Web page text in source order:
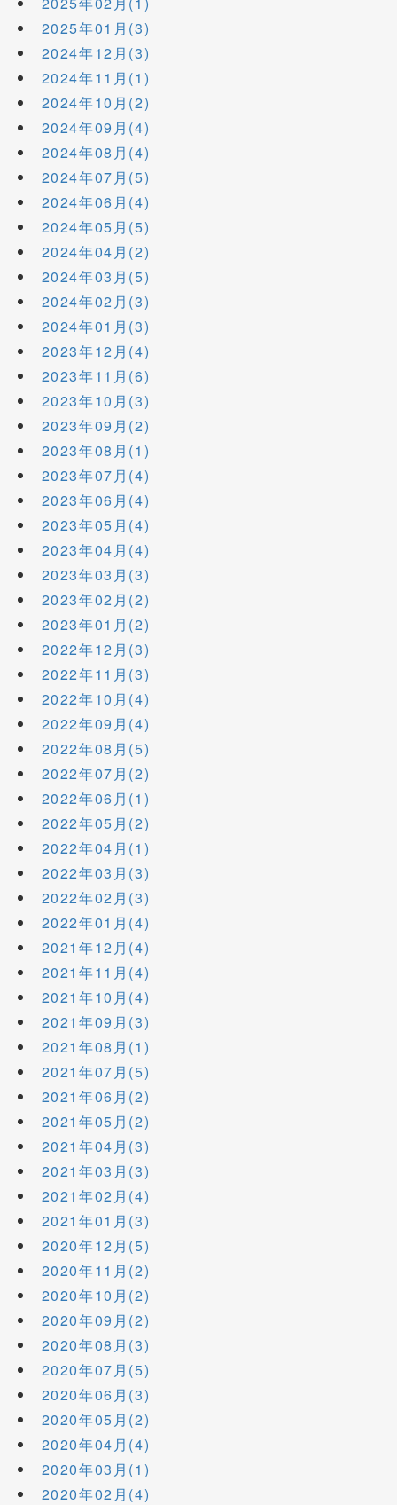
2025年01月(3)
2024年12月(3)
2024年11月(1)
2024年10月(2)
2024年09月(4)
2024年08月(4)
2024年07月(5)
2024年06月(4)
2024年05月(5)
2024年04月(2)
2024年03月(5)
2024年02月(3)
2024年01月(3)
2023年12月(4)
2023年11月(6)
2023年10月(3)
2023年09月(2)
2023年08月(1)
2023年07月(4)
2023年06月(4)
2023年05月(4)
2023年04月(4)
2023年03月(3)
2023年02月(2)
2023年01月(2)
2022年12月(3)
2022年11月(3)
2022年10月(4)
2022年09月(4)
2022年08月(5)
2022年07月(2)
2022年06月(1)
2022年05月(2)
2022年04月(1)
2022年03月(3)
2022年02月(3)
2022年01月(4)
2021年12月(4)
2021年11月(4)
2021年10月(4)
2021年09月(3)
2021年08月(1)
2021年07月(5)
2021年06月(2)
2021年05月(2)
2021年04月(3)
2021年03月(3)
2021年02月(4)
2021年01月(3)
2020年12月(5)
2020年11月(2)
2020年10月(2)
2020年09月(2)
2020年08月(3)
2020年07月(5)
2020年06月(3)
2020年05月(2)
2020年04月(4)
2020年03月(1)
2020年02月(4)